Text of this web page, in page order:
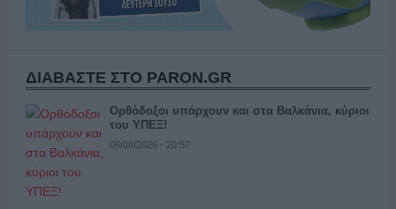
ΔΙΑΒΑΣΤΕ ΣΤΟ PARON.GR
Ορθόδοξοι υπάρχουν και στα Βαλκάνια, κύριοι
του ΥΠΕΞ!
06/08/2026 - 20:57